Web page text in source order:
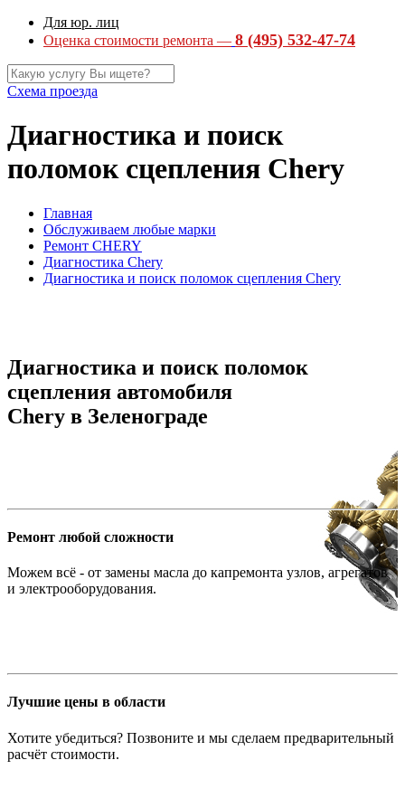
Для юр. лиц
Оценка стоимости ремонта — 8 (495) 532-47-74
Схема проезда
Диагностика и поиск
поломок сцепления Chery
Главная
Обслуживаем любые марки
Ремонт CHERY
Диагностика Chery
Диагностика и поиск поломок сцепления Chery
Диагностика и поиск поломок
сцепления автомобиля
Chery в Зеленограде
Ремонт любой сложности
Можем всё - от замены масла до капремонта узлов, агрегатов
и электрооборудования.
Лучшие цены в области
Хотите убедиться? Позвоните и мы сделаем предварительный
расчёт стоимости.